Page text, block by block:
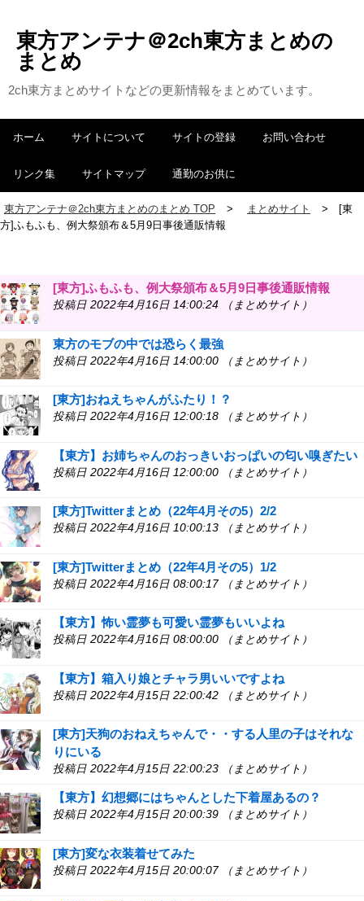
東方アンテナ＠2ch東方まとめの
まとめ
2ch東方まとめサイトなどの更新情報をまとめています。
ホーム サイトについて サイトの登録 お問い合わせ
リンク集 サイトマップ 通勤のお供に
東方アンテナ＠2ch東方まとめのまとめ TOP まとめサイト
[東
方]ふもふも、例大祭頒布＆5月9日事後通販情報
[東方]ふもふも、例大祭頒布＆5月9日事後通販情報
投稿日 2022年4月16日 14:00:24 （まとめサイト）
東方のモブの中では恐らく最強
投稿日 2022年4月16日 14:00:00 （まとめサイト）
[東方]おねえちゃんがふたり！？
投稿日 2022年4月16日 12:00:18 （まとめサイト）
【東方】お姉ちゃんのおっきいおっぱいの匂い嗅ぎたい
投稿日 2022年4月16日 12:00:00 （まとめサイト）
[東方]Twitterまとめ（22年4月その5）2/2
投稿日 2022年4月16日 10:00:13 （まとめサイト）
[東方]Twitterまとめ（22年4月その5）1/2
投稿日 2022年4月16日 08:00:17 （まとめサイト）
【東方】怖い霊夢も可愛い霊夢もいいよね
投稿日 2022年4月16日 08:00:00 （まとめサイト）
【東方】箱入り娘とチャラ男いいですよね
投稿日 2022年4月15日 22:00:42 （まとめサイト）
[東方]天狗のおねえちゃんで・・する人里の子はそれな
りにいる
投稿日 2022年4月15日 22:00:23 （まとめサイト）
【東方】幻想郷にはちゃんとした下着屋あるの？
投稿日 2022年4月15日 20:00:39 （まとめサイト）
[東方]変な衣装着せてみた
投稿日 2022年4月15日 20:00:07 （まとめサイト）